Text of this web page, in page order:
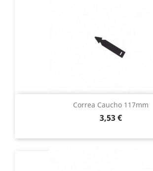
Correa Caucho 117mm
Precio
3,53 €